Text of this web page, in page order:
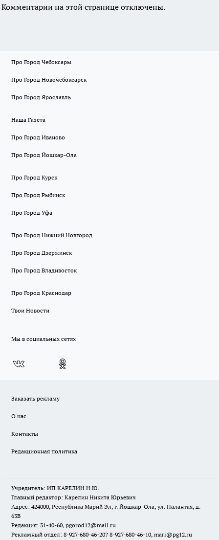
Комментарии на этой странице отключены.
Про Город Чебоксары
Про Город Новочебоксарск
Про Город Ярославль
Наша Газета
Про Город Иваново
Про Город Йошкар-Ола
Про Город Курск
Про Город Рыбинск
Про Город Уфа
Про Город Нижний Новгород
Про Город Дзержинск
Про Город Владивосток
Про Город Краснодар
Твои Новости
Мы в социальных сетях
Заказать рекламу
О нас
Контакты
Редакционная политика
Учредитель: ИП КАРЕЛИН Н.Ю.
Главный редактор: Карелин Никита Юрьевич
Адрес: 424000, Республика Марий Эл, г. Йошкар-Ола, ул. Палантая, д.
63В
Редакция: 31-40-60, pgorod12@mail.ru
Рекламный отдел: 8-927-680-46-20? 8-927-680-46-10, mari@pg12.ru